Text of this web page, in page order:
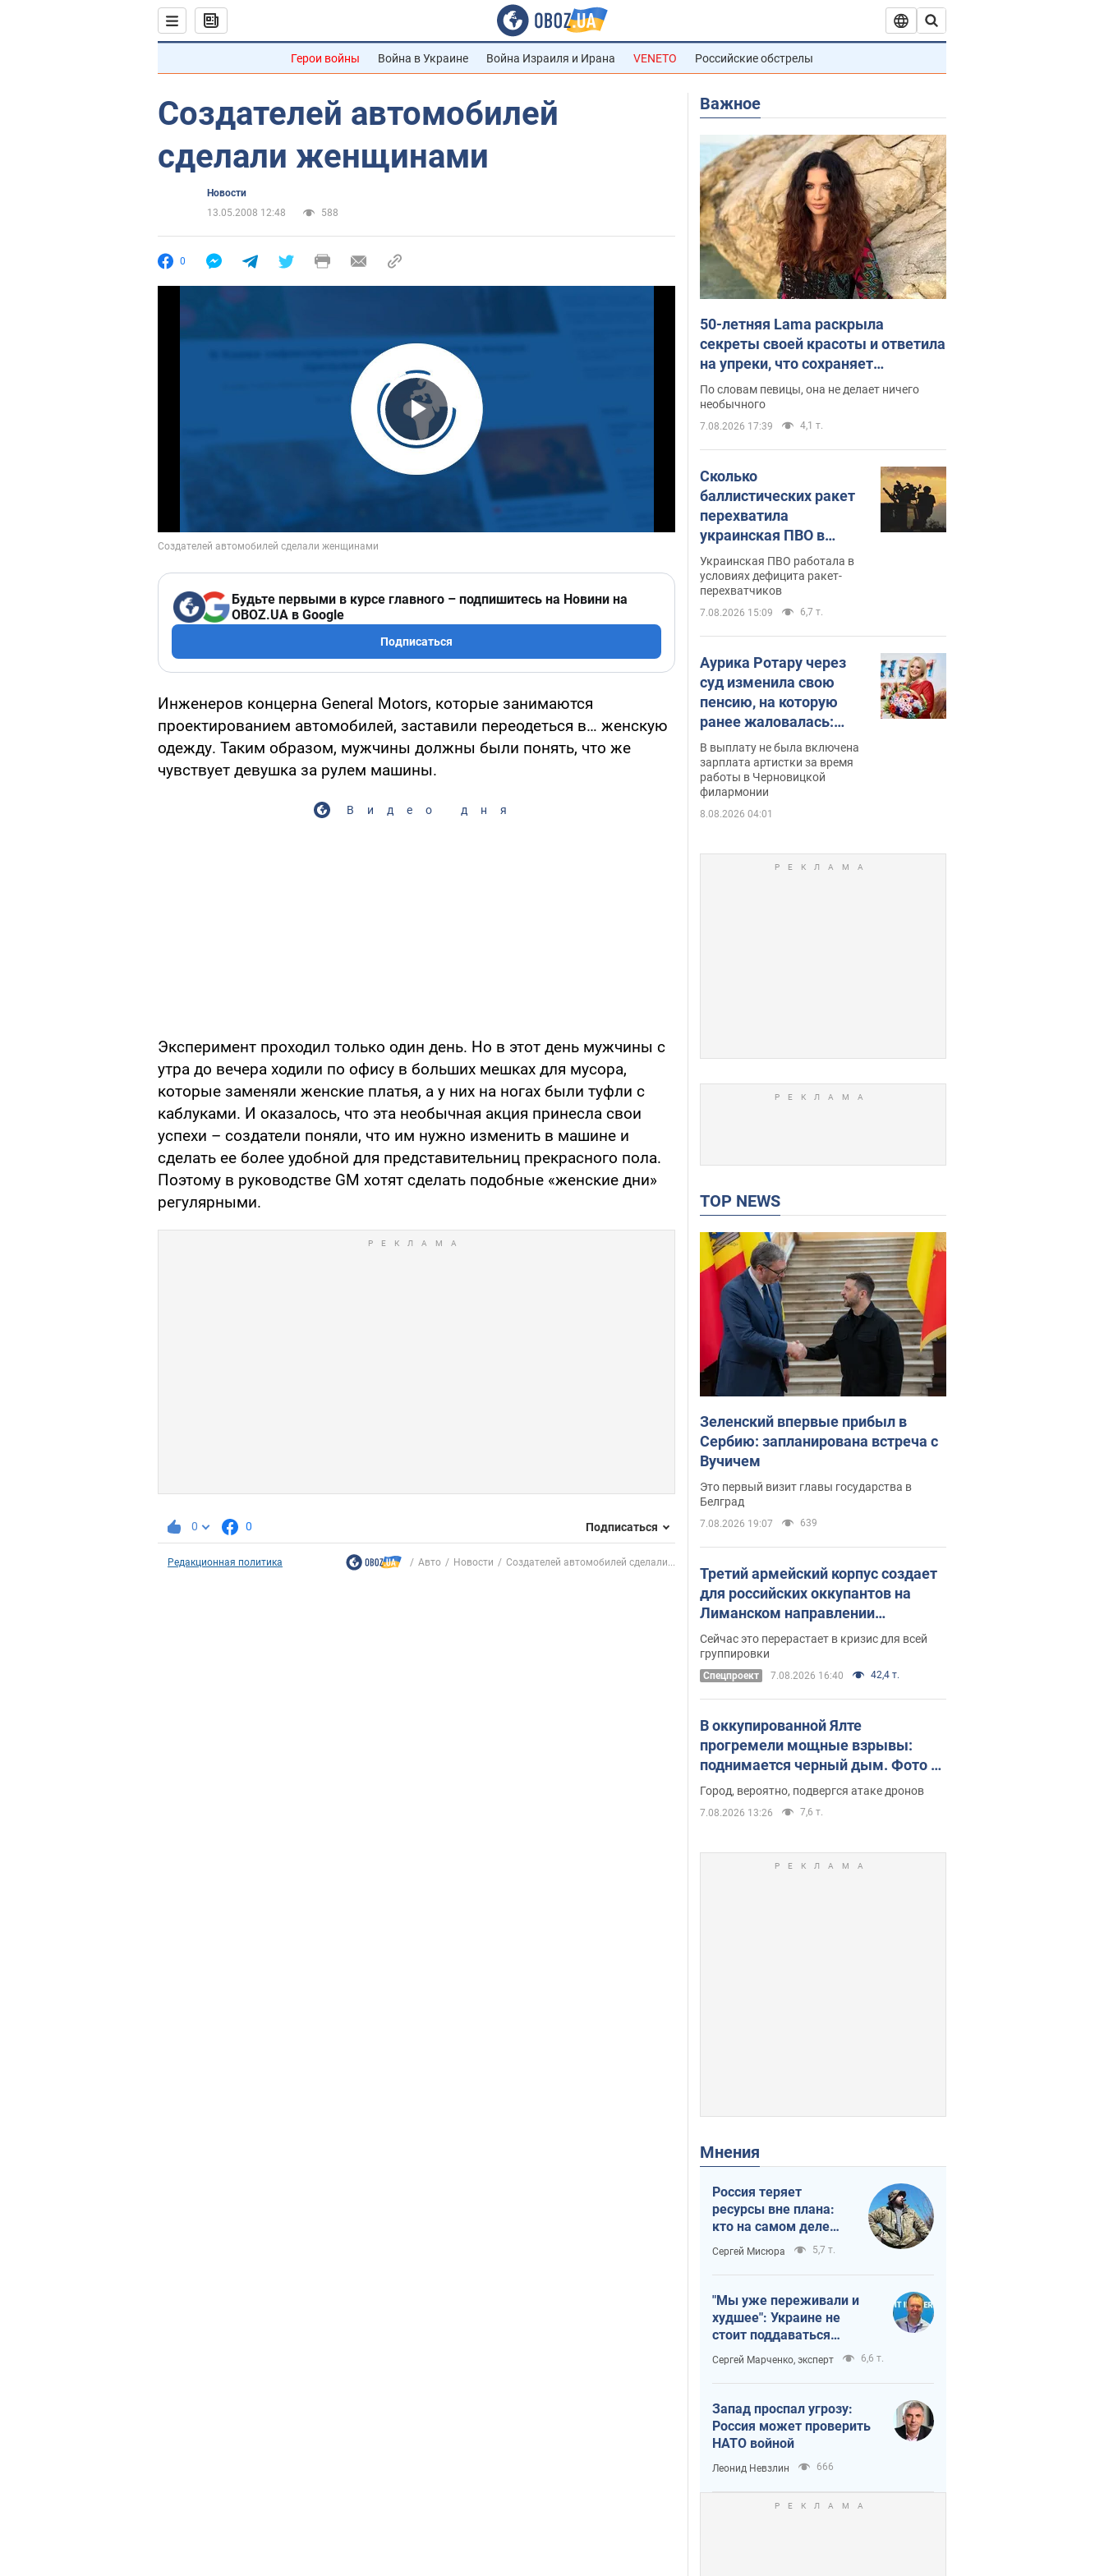
Герои войны Война в Украине Война Израиля и Ирана VENETO Российские обстрелы
Создателей автомобилей
сделали женщинами
Новости
13.05.2008 12:48
588
0
Play Video
Будьте первыми в курсе главного – подпишитесь на Новини на
OBOZ.UA в Google
Подписаться
Инженеров концерна General Motors, которые занимаются
проектированием автомобилей, заставили переодеться в… женскую
одежду. Таким образом, мужчины должны были понять, что же
чувствует девушка за рулем машины.
Видео дня
Эксперимент проходил только один день. Но в этот день мужчины с
утра до вечера ходили по офису в больших мешках для мусора,
которые заменяли женские платья, а у них на ногах были туфли с
каблуками. И оказалось, что эта необычная акция принесла свои
успехи – создатели поняли, что им нужно изменить в машине и
сделать ее более удобной для представительниц прекрасного пола.
Поэтому в руководстве GM хотят сделать подобные «женские дни»
регулярными.
0 0 Подписаться
Редакционная политика Авто Новости Создателей автомобилей сделали...
Важное
50-летняя Lama раскрыла
секреты своей красоты и ответила
на упреки, что сохраняет
молодость, ведь у нее нет детей
По словам певицы, она не делает ничего
необычного
7.08.2026 17:39 4,1 т.
Сколько
баллистических ракет
перехватила
украинская ПВО в
июле: в Минобороны
назвали цифру
Украинская ПВО работала в
условиях дефицита ракет-
перехватчиков
7.08.2026 15:09 6,7 т.
Аурика Ротару через
суд изменила свою
пенсию, на которую
ранее жаловалась:
сколько получала
певица
В выплату не была включена
зарплата артистки за время
работы в Черновицкой
филармонии
8.08.2026 04:01
TOP NEWS
Зеленский впервые прибыл в
Сербию: запланирована встреча с
Вучичем
Это первый визит главы государства в
Белград
7.08.2026 19:07 639
Третий армейский корпус создает
для российских оккупантов на
Лиманском направлении
критический дискомфорт: как это
удалось
Сейчас это перерастает в кризис для всей
группировки
Спецпроект 7.08.2026 16:40 42,4 т.
В оккупированной Ялте
прогремели мощные взрывы:
поднимается черный дым. Фото и
видео
Город, вероятно, подвергся атаке дронов
7.08.2026 13:26 7,6 т.
Мнения
Россия теряет
ресурсы вне плана:
кто на самом деле
диктует темп войны
Сергей Мисюра 5,7 т.
"Мы уже переживали и
худшее": Украине не
стоит поддаваться
отчаянию из-за
ракетного террора
Сергей Марченко, эксперт 6,6 т.
Запад проспал угрозу:
Россия может проверить
НАТО войной
Леонид Невзлин 666